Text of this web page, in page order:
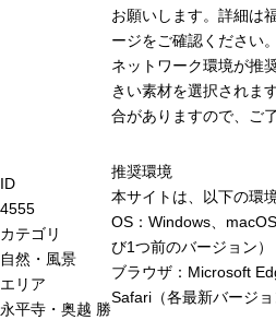
ID
4555
カテゴリ
自然・風景
エリア
永平寺・奥越 勝
お願いします。詳細は
ージをご確認ください。
ネットワーク環境が推
きい素材を選択されま
合がありますので、ご
推奨環境
本サイトは、以下の環
OS：Windows、
び1つ前のバージョン）
ブラウザ：Microsoft
Safari（各最新バージ